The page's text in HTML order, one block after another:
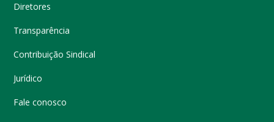
Diretores
Transparência
Contribuição Sindical
Jurídico
Fale conosco